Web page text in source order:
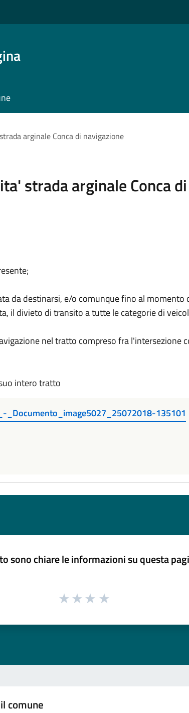
arginale Conca di navigazione
strada arginale Conca
da destinarsi, e/o comunque fino al momento
il divieto di transito a tutte le categorie di
nel tratto compreso fra l'intersezione
intero tratto
135101
sono chiare le informazioni su questa
comune